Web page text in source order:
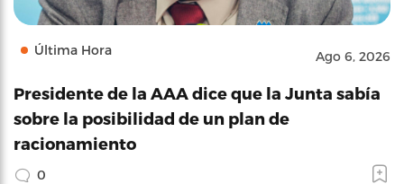
Última Hora Ago 6, 2026
Presidente de la AAA dice que la Junta sabía
sobre la posibilidad de un plan de
racionamiento
0